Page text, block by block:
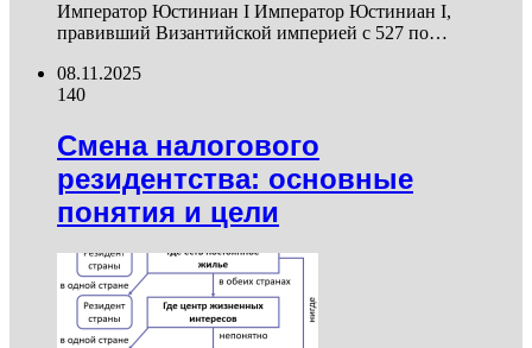
Император Юстиниан I Император Юстиниан I,
правивший Византийской империей с 527 по…
08.11.2025
140
Смена налогового
резидентства: основные
понятия и цели